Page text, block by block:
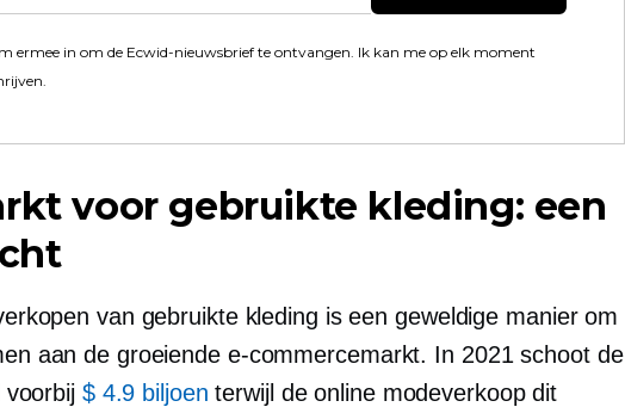
ermee in om de Ecwid-nieuwsbrief te ontvangen. Ik kan me op elk moment
voor gebruikte kleding: een
van gebruikte kleding is een geweldige manier om
aan de groeiende e-commercemarkt. In 2021 schoot de
voorbij $ 4.9 biljoen terwijl de online modeverkoop dit